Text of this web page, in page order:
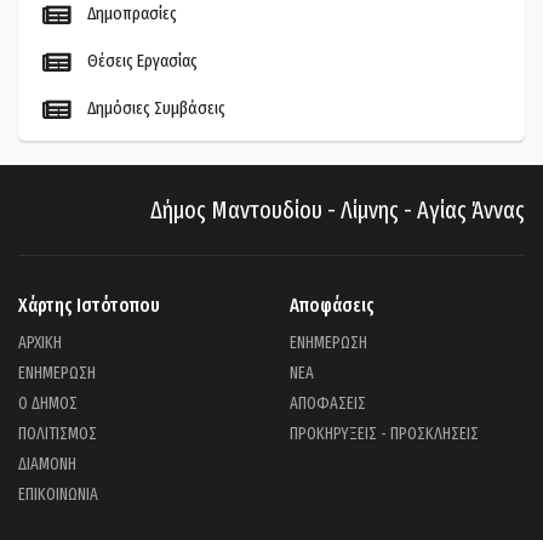
Δημοπρασίες
Θέσεις Εργασίας
Δημόσιες Συμβάσεις
Δήμος Μαντουδίου - Λίμνης - Αγίας Άννας
Χάρτης Ιστότοπου
ΑΡΧΙΚΗ
ΕΝΗΜΕΡΩΣΗ
Ο ΔΗΜΟΣ
ΠΟΛΙΤΙΣΜΟΣ
ΔΙΑΜΟΝΗ
ΕΠΙΚΟΙΝΩΝΙΑ
Αποφάσεις
ΕΝΗΜΕΡΩΣΗ
ΝΕΑ
ΑΠΟΦΑΣΕΙΣ
ΠΡΟΚΗΡΥΞΕΙΣ - ΠΡΟΣΚΛΗΣΕΙΣ